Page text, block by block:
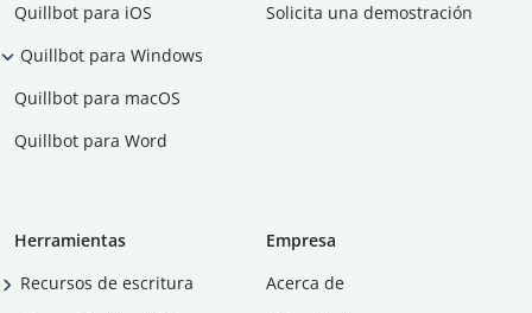
Quillbot para iOS
Quillbot para Windows
Quillbot para macOS
Quillbot para Word
Solicita una demostración
Herramientas
Recursos de escritura
Empresa
Acerca de